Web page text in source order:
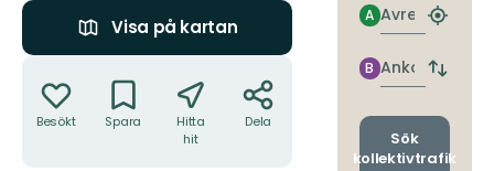
Visa på kartan
Besökt Spara
Hitta
hit
Dela
Avresa
A
Hitta
Ankomst
B
Byt
och
Sök
kollektivtrafik